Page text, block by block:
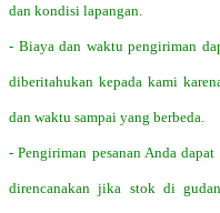
dan kondisi lapangan.
- Biaya dan waktu pengiriman
diberitahukan kepada kami
dan waktu sampai yang berbeda.
- Pengiriman pesanan Anda
direncanakan jika stok di